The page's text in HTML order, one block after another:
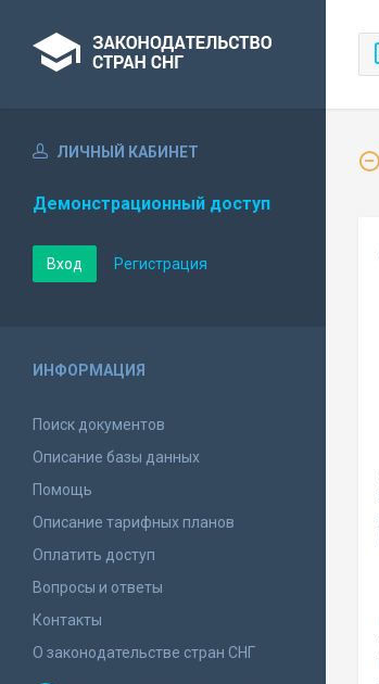
ЛИЧНЫЙ КАБИНЕТ
Демонстрационный доступ
Вход Регистрация
ИНФОРМАЦИЯ
Поиск документов
Описание базы данных
Помощь
Описание тарифных планов
Оплатить доступ
Вопросы и ответы
Контакты
О законодательстве стран СНГ